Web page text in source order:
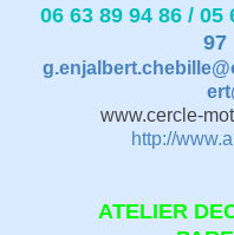
06 63 89 94 86 / 05
97
http://
ATELIER